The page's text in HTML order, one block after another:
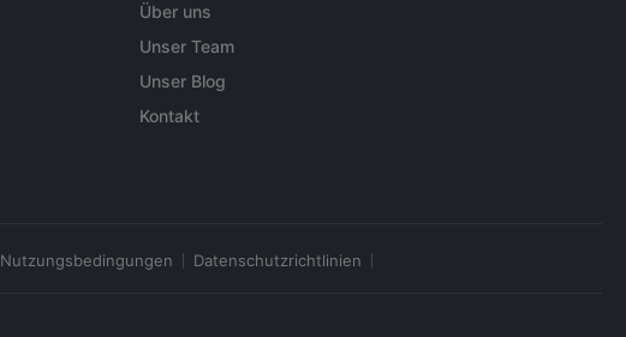
Über uns
Unser Team
Unser Blog
Kontakt
Nutzungsbedingungen Datenschutzrichtlinien